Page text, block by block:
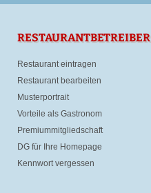
RESTAURANTBETREIBER
Restaurant eintragen
Restaurant bearbeiten
Musterportrait
Vorteile als Gastronom
Premiummitgliedschaft
DG für Ihre Homepage
Kennwort vergessen